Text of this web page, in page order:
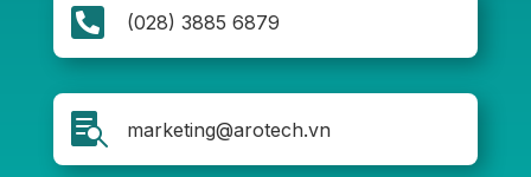
 (028) 3885 6879
 marketing@arotech.vn